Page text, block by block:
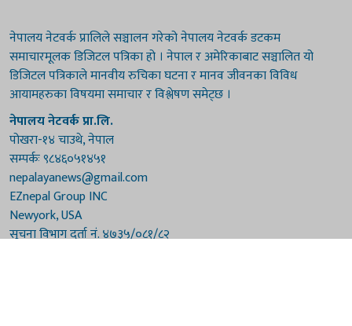
नेपालय नेटवर्क प्रालिले सञ्चालन गरेको नेपालय नेटवर्क डटकम
समाचारमूलक डिजिटल पत्रिका हो । नेपाल र अमेरिकाबाट सञ्चालित यो
डिजिटल पत्रिकाले मानवीय रुचिका घटना र मानव जीवनका विविध
आयामहरुका विषयमा समाचार र विश्लेषण समेट्छ ।
नेपालय नेटवर्क प्रा.लि.
पोखरा-१४ चाउथे, नेपाल
सम्पर्कः ९८४६०५१४५१
nepalayanews@gmail.com
EZnepal Group INC
Newyork, USA
सूचना विभाग दर्ता नं. ४७३५/०८१/८२